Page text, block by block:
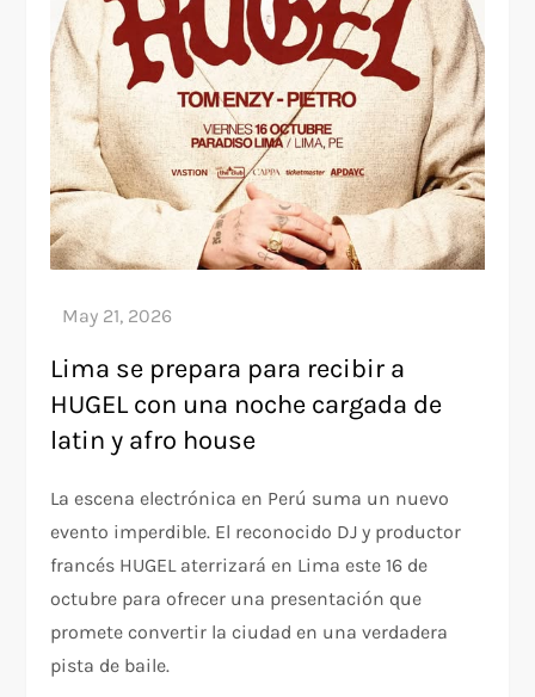
Lima se prepara para recibir a
HUGEL con una noche cargada de
latin y afro house
La escena electrónica en Perú suma un nuevo
evento imperdible. El reconocido DJ y productor
francés HUGEL aterrizará en Lima este 16 de
octubre para ofrecer una presentación que
promete convertir la ciudad en una verdadera
pista de baile.